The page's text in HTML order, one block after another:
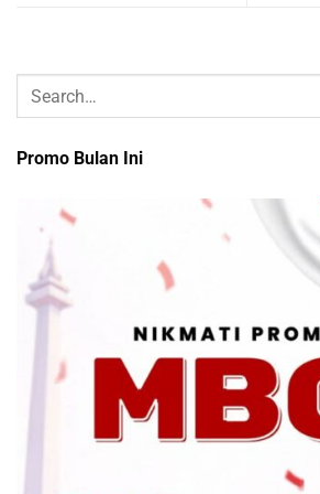
Promo Bulan Ini